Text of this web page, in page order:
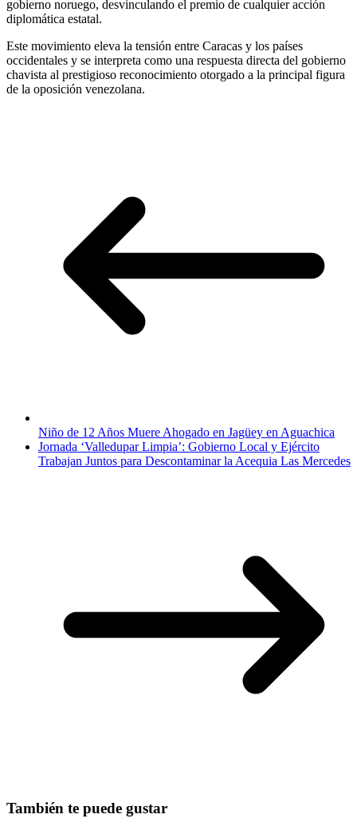
gobierno noruego, desvinculando el premio de cualquier acción
diplomática estatal.
Este movimiento eleva la tensión entre Caracas y los países
occidentales y se interpreta como una respuesta directa del gobierno
chavista al prestigioso reconocimiento otorgado a la principal figura
de la oposición venezolana.
Niño de 12 Años Muere Ahogado en Jagüey en Aguachica
Jornada ‘Valledupar Limpia’: Gobierno Local y Ejército
Trabajan Juntos para Descontaminar la Acequia Las Mercedes
También te puede gustar